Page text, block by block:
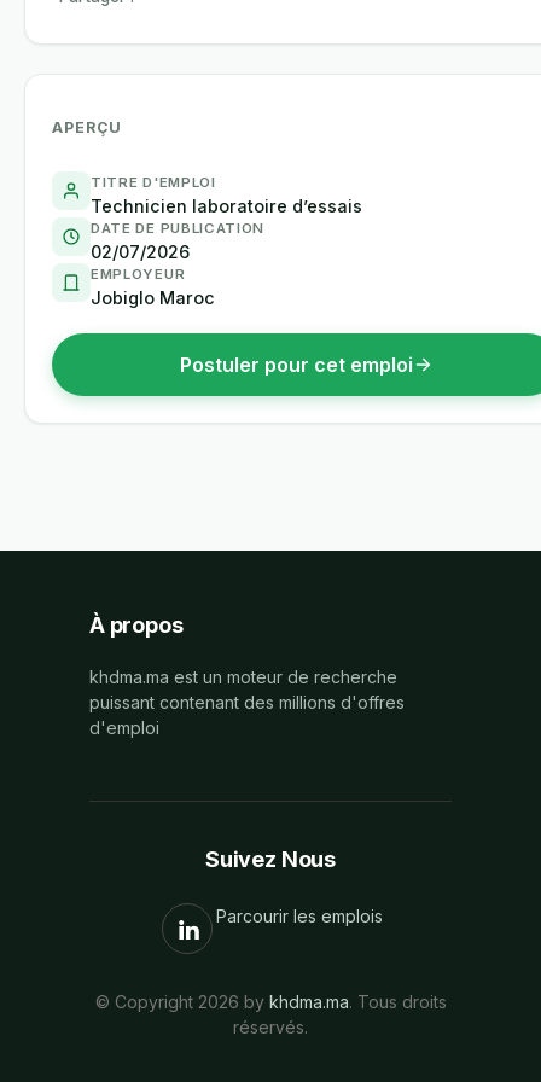
APERÇU
TITRE D'EMPLOI
Technicien laboratoire d’essais
DATE DE PUBLICATION
02/07/2026
EMPLOYEUR
Jobiglo Maroc
Postuler pour cet emploi
À propos
khdma.ma est un moteur de recherche
puissant contenant des millions d'offres
d'emploi
Suivez Nous
Parcourir les emplois
© Copyright 2026 by khdma.ma. Tous droits
réservés.